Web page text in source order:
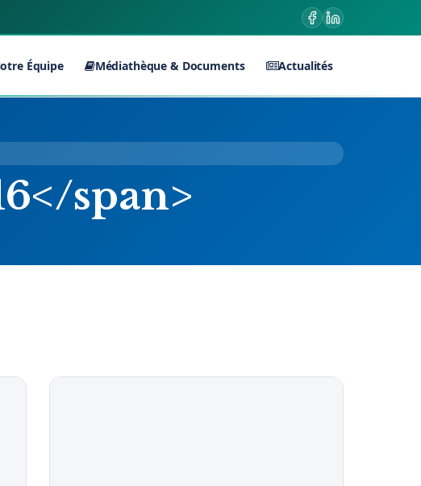
Équipe Médiathèque & Documents Actualités
span>